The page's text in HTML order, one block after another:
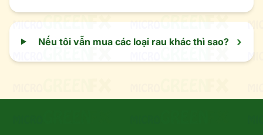
Nếu tôi vẫn mua các loại rau khác thì sao? ›